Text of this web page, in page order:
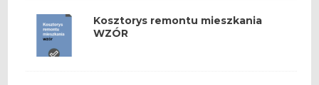
Kosztorys remontu mieszkania
WZÓR